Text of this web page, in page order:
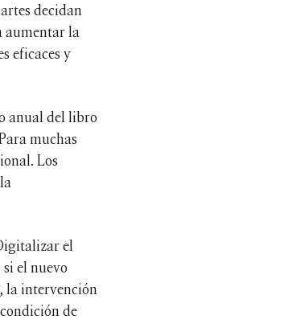
decidan
aumentar la
eficaces y
anual del libro
muchas
Los
el
el nuevo
la intervención
de